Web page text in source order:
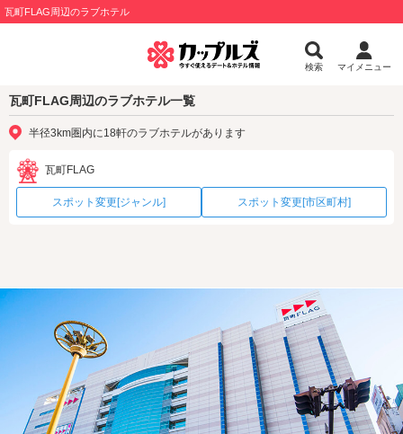
瓦町FLAG周辺のラブホテル
検索 マイメニュー
瓦町FLAG周辺のラブホテル一覧
半径3km圏内に18軒のラブホテルがあります
瓦町FLAG
スポット変更[ジャンル] スポット変更[市区町村]